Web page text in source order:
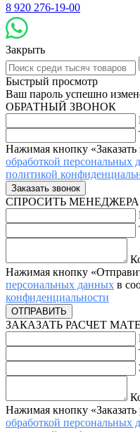
8 920 276-19-00
Закрыть
Быстрый просмотр
Ваш пароль успешно
ОБРАТНЫЙ ЗВОНОК
Нажимая кнопку
обработкой персональных
политикой
СПРОСИТЬ МЕНЕДЖЕРА
Нажимая кнопку
персональных данных в
конфиденциальности
ЗАКАЗАТЬ РАСЧЕТ
Нажимая кнопку «Заказать
обработкой персональных